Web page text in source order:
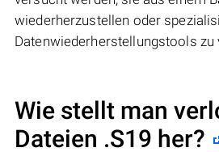
wiederherzustellen oder
Datenwiederherstellungstools zu
Wie stellt man
Dateien .S19 her?